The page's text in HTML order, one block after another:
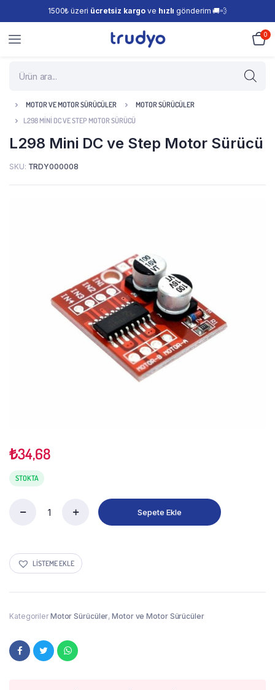
1500₺ üzeri ücretsiz kargo ve hızlı gönderim 🚚💨
0
MOTOR VE MOTOR SÜRÜCÜLER
MOTOR SÜRÜCÜLER
L298 MINI DC VE STEP MOTOR SÜRÜCÜ
L298 Mini DC ve Step Motor Sürücü
SKU: TRDY000008
₺34,68
STOKTA
Sepete Ekle
LISTEME EKLE
Kategoriler Motor Sürücüler,Motor ve Motor Sürücüler